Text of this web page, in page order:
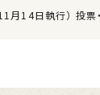
月14日執行） 投票